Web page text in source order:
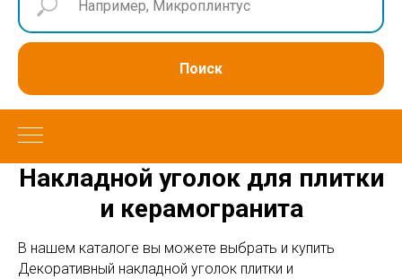
Поиск
Накладной уголок для плитки
и керамогранита
В нашем каталоге вы можете выбрать и купить
Декоративный накладной уголок плитки и